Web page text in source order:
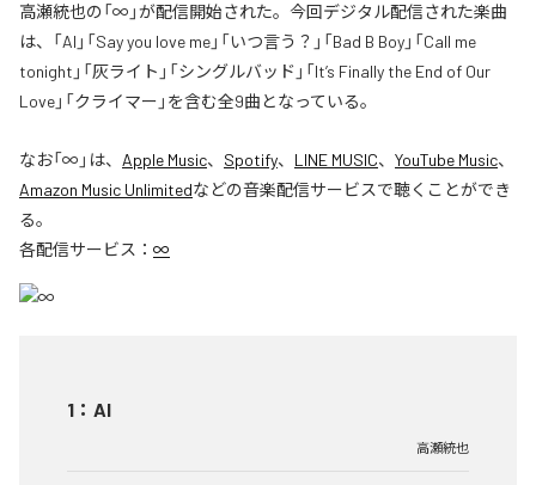
高瀬統也の「∞」が配信開始された。今回デジタル配信された楽曲
は、「AI」「Say you love me」「いつ言う？」「Bad B Boy」「Call me
tonight」「灰ライト」「シングルバッド」「It’s Finally the End of Our
Love」「クライマー」を含む全9曲となっている。
なお「∞ 」は、 Apple Music、 Spotify、 LINE MUSIC、 YouTube Music、
Amazon Music Unlimitedなどの音楽配信サービスで聴くことができ
る。
各配信サービス： ∞
1 ： AI
高瀬統也